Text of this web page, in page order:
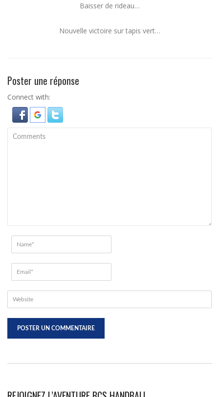
Baisser de rideau…
Nouvelle victoire sur tapis vert…
Poster une réponse
Connect with: